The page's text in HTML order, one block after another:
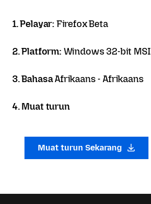
1. Pelayar: Firefox Beta
2. Platform: Windows 32-bit MSI
3. BahasaAfrikaans - Afrikaans
4. Muat turun
Muat turun Sekarang